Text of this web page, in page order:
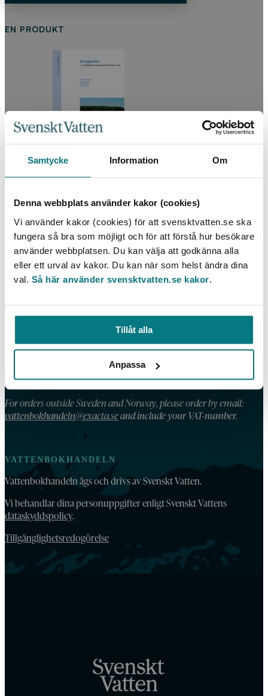
Samtycke Information Om
Denna webbplats använder kakor (cookies)
Vi använder kakor (cookies) för att svensktvatten.se ska
fungera så bra som möjligt och för att förstå hur besökare
använder webbplatsen. Du kan välja att godkänna alla
eller ett urval av kakor. Du kan när som helst ändra dina
val. Så här använder svensktvatten.se kakor.
Tillåt alla
Anpassa
EN PRODUKT
LÄS MER
KONTAKT
Telefon: 08 – 506 002 90
E-post:vattenbokhandeln@exacta.se
Våra köpvillkor
For orders outside Sweden and Norway, please order by email:
vattenbokhandeln@exacta.seand include your VAT-number.
VATTENBOKHANDELN
Vattenbokhandeln ägs och drivs av Svenskt Vatten.
Vi behandlar dina personuppgifter enligt Svenskt Vattens
dataskyddspolicy.
Tillgänglighetsredogörelse